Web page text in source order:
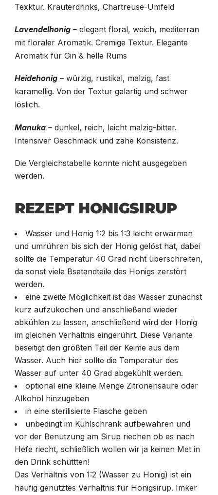
Texktur. Kräuterdrinks, Chartreuse-Umfeld
Lavendelhonig – elegant floral, weich, mediterran
mit floraler Aromatik. Cremige Textur. Elegante
Aromatik für Gin & helle Rums
Heidehonig – würzig, rustikal, malzig, fast
karamellig. Von der Textur gelartig und schwer
löslich.
Manuka – dunkel, reich, leicht malzig-bitter.
Intensiver Geschmack und zähe Konsistenz.
Die Vergleichstabelle konnte nicht ausgegeben
werden.
REZEPT HONIGSIRUP
Wasser und Honig 1:2 bis 1:3 leicht erwärmen
und umrühren bis sich der Honig gelöst hat, dabei
sollte die Temperatur 40 Grad nicht überschreiten,
da sonst viele Bsetandteile des Honigs zerstört
werden.
eine zweite Möglichkeit ist das Wasser zunächst
kurz aufzukochen und anschließend wieder
abkühlen zu lassen, anschließend wird der Honig
im gleichen Verhältnis eingerührt. Diese Variante
beseitigt den größten Teil der Keime aus dem
Wasser. Auch hier sollte die Temperatur des
Wasser auf unter 40 Grad abgekühlt werden.
optional eine kleine Menge Zitronensäure oder
Alkohol hinzugeben
in eine sterilisierte Flasche geben
unbedingt im Kühlschrank aufbewahren und
vor der Benutzung am Sirup riechen ob es nach
Hefe riecht, schließlich wollen wir ja keinen Met in
den Drink schüttten!
Das Verhältnis von 1:2 (Wasser zu Honig) ist ein
häufig genutztes Verhältnis für Honigsirup. Imker